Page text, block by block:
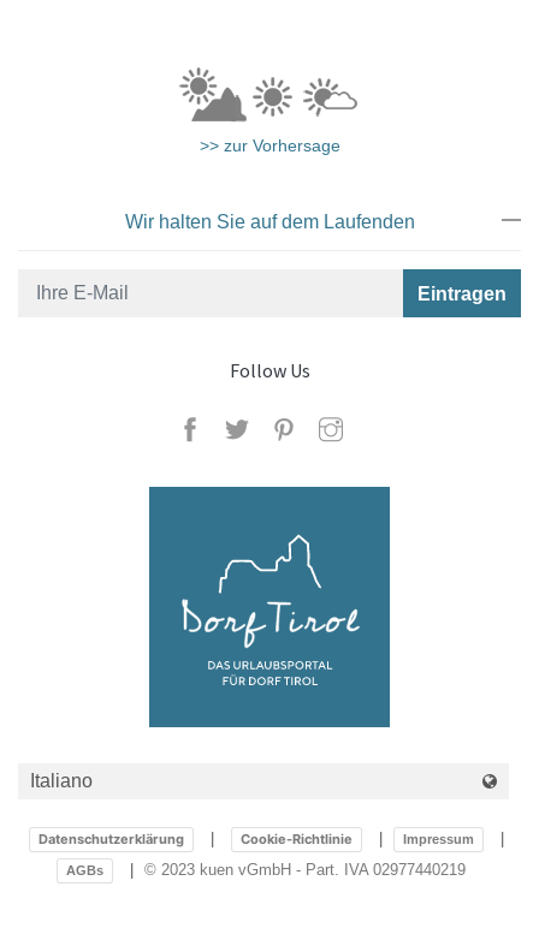
>> zur Vorhersage
Wir halten Sie auf dem Laufenden
Follow Us
Datenschutzerklärung Cookie-Richtlinie Impressum
AGBs © 2023 kuen vGmbH - Part. IVA 02977440219